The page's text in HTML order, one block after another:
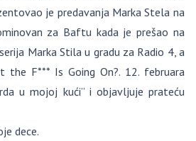
je predavanja Marka Stela na
za Baftu kada je prešao na
Marka Stila u gradu za Radio 4, a
the F*** Is Going On?. 12. februara
u mojoj kući” i objavljuje prateću
dece.